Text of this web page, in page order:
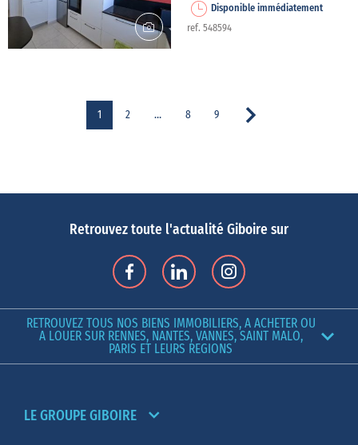
Disponible immédiatement
ref. 548594
1 2 … 8 9
Retrouvez toute l'actualité Giboire sur
RETROUVEZ TOUS NOS BIENS IMMOBILIERS, A ACHETER OU
A LOUER SUR RENNES, NANTES, VANNES, SAINT MALO,
PARIS ET LEURS REGIONS
LE GROUPE GIBOIRE